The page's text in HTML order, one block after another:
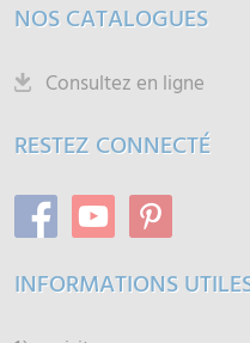
NOS CATALOGUES
Consultez en ligne
RESTEZ CONNECTÉ
INFORMATIONS